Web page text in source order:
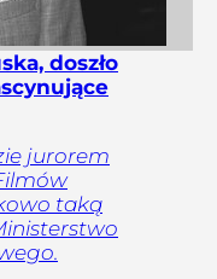
doszło
jurorem
taką